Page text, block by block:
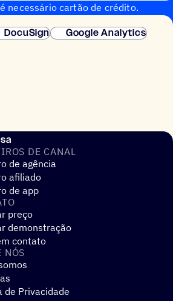
necessário cartão de crédito.
DocuSign
Google Analytics
DE CANAL
de agência
afiliado
de app
preço
demonstração
contato
NÓS
de Privacidade